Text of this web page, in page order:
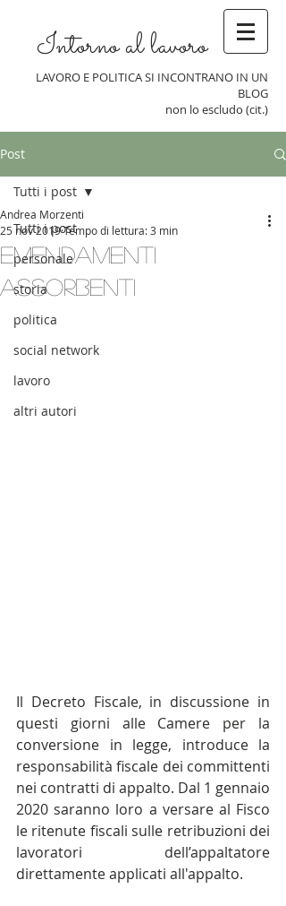
Intorno al lavoro
LAVORO E POLITICA SI INCONTRANO IN UN
BLOG
non lo escludo (cit.)
Post
Tutti i post
personale
storia
politica
social network
lavoro
altri autori
Tutti i post
Emendamenti
assorbenti
Andrea Morzenti
25 nov 2019Tempo di lettura: 3 min
Il Decreto Fiscale, in discussione in
questi giorni alle Camere per la
conversione in legge, introduce la
responsabilità fiscale dei committenti
nei contratti di appalto. Dal 1 gennaio
2020 saranno loro a versare al Fisco
le ritenute fiscali sulle retribuzioni dei
lavoratori dell’appaltatore
direttamente applicati all'appalto.